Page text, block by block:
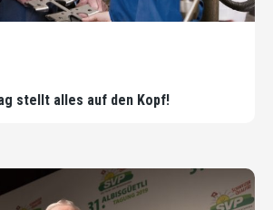
stellt alles auf den Kopf!